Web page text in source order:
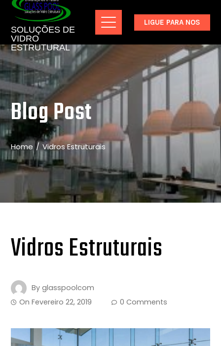
SOLUÇÕES DE
VIDRO
ESTRUTURAL
LIGUE PARA NOS
Blog Post
Home Vidros Estruturais
Vidros Estruturais
Byglasspoolcom
OnFevereiro 22, 2019 0 Comments